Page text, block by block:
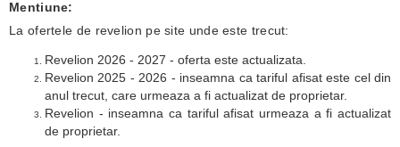
Mentiune:
La ofertele de revelion pe site unde este trecut:
Revelion 2026 - 2027 - oferta este actualizata.
Revelion 2025 - 2026 - inseamna ca tariful afisat este cel din
anul trecut, care urmeaza a fi actualizat de proprietar.
Revelion - inseamna ca tariful afisat urmeaza a fi actualizat
de proprietar.